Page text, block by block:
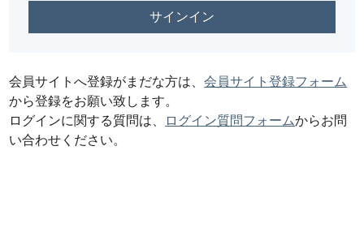
会員サイトへ登録がまだな方は、会員サイト登録フォーム
から登録をお願い致します。
ログインに関する質問は、
ログイン質問フォームからお問
い合わせください。